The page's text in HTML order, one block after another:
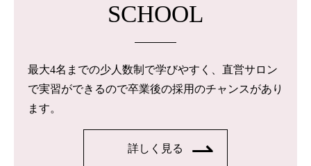
SCHOOL
最大4名までの少人数制で学びやすく、直営サロン
で実習ができるので卒業後の採用のチャンスがあり
ます。
詳しく見る